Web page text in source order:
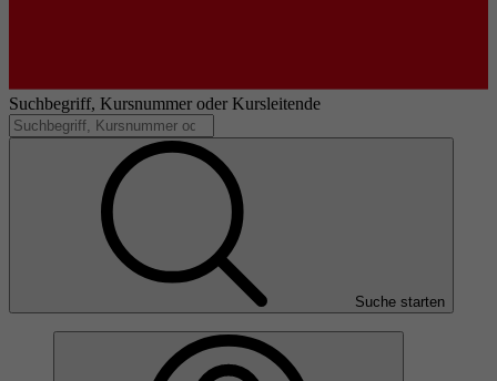
Suchbegriff, Kursnummer oder Kursleitende
Suche starten